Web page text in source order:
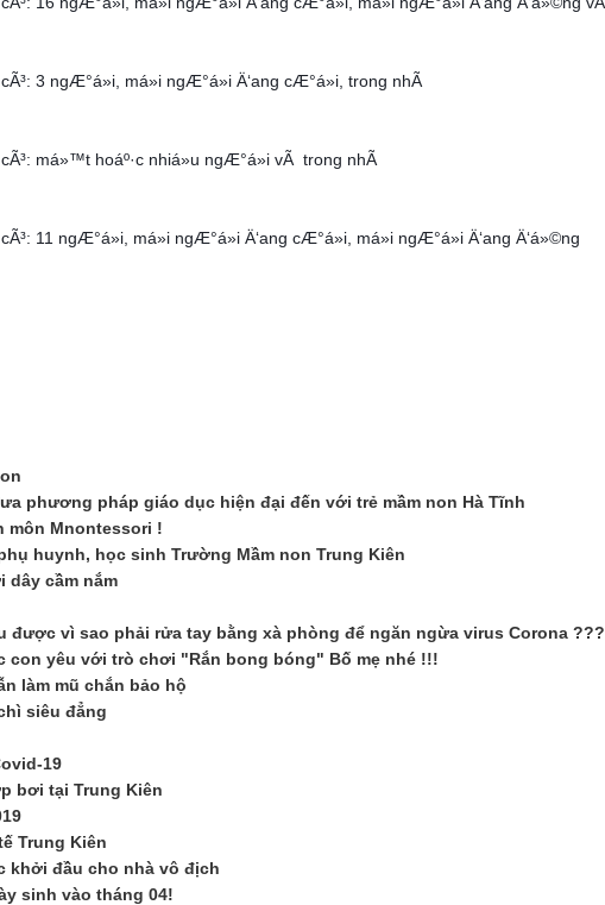
phương pháp giáo dục hiện đại đến với trẻ mầm non Hà Tĩnh
môn Mnontessori !
huynh, học sinh Trường Mầm non Trung Kiên
dây cầm nắm
được vì sao phải rửa tay bằng xà phòng để ngăn ngừa virus Corona ???
con yêu với trò chơi "Rắn bong bóng" Bố mẹ nhé !!!
làm mũ chắn bảo hộ
siêu đẳng
19
bơi tại Trung Kiên
Trung Kiên
khởi đầu cho nhà vô địch
sinh vào tháng 04!